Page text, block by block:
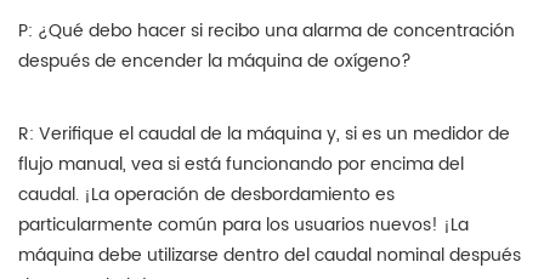
P: ¿Qué debo hacer si recibo una alarma de concentración
después de encender la máquina de oxígeno?
R: Verifique el caudal de la máquina y, si es un medidor de
flujo manual, vea si está funcionando por encima del
caudal. ¡La operación de desbordamiento es
particularmente común para los usuarios nuevos! ¡La
máquina debe utilizarse dentro del caudal nominal después